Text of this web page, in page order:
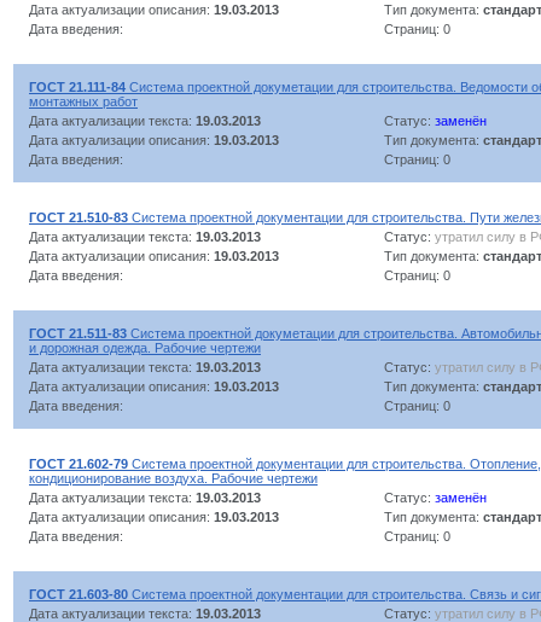
Дата актуализации описания: 19.03.2013 Тип документа: стандарт
Дата введения:
Страниц: 0
ГОСТ 21.111-84 Система проектной докуметации для строительства. Ведомости
монтажных работ
Дата актуализации текста: 19.03.2013 Статус: заменён
Дата актуализации описания: 19.03.2013 Тип документа: стандарт
Дата введения:
Страниц: 0
ГОСТ 21.510-83 Система проектной документации для строительства. Пути
Дата актуализации текста: 19.03.2013 Статус: утратил силу в
Дата актуализации описания: 19.03.2013 Тип документа: стандарт
Дата введения:
Страниц: 0
ГОСТ 21.511-83 Система проектной докуметации для строительства.
и дорожная одежда. Рабочие чертежи
Дата актуализации текста: 19.03.2013 Статус: утратил силу в
Дата актуализации описания: 19.03.2013 Тип документа: стандарт
Дата введения:
Страниц: 0
ГОСТ 21.602-79 Система проектной документации для строительства.
кондиционирование воздуха. Рабочие чертежи
Дата актуализации текста: 19.03.2013 Статус: заменён
Дата актуализации описания: 19.03.2013 Тип документа: стандарт
Дата введения:
Страниц: 0
ГОСТ 21.603-80 Система проектной документации для строительства. Связь и
Дата актуализации текста: 19.03.2013 Статус: утратил силу в